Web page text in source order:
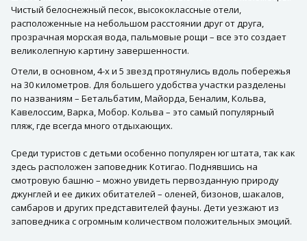
Чистый белоснежный песок, высококлассные отели,
расположенные на небольшом расстоянии друг от друга,
прозрачная морская вода, пальмовые рощи – все это создает
великолепную картину завершенности.
Отели, в основном, 4-х и 5 звезд протянулись вдоль побережья
на 30 километров. Для большего удобства участки разделены
по названиям – Бетальбатим, Майорда, Беналим, Кольва,
Кавелоссим, Варка, Мобор. Кольва – это самый популярный
пляж, где всегда много отдыхающих.
Среди туристов с детьми особенно популярен юг штата, так как
здесь расположен заповедник Котигао. Поднявшись на
смотровую башню – можно увидеть первозданную природу
джунглей и ее диких обитателей – оленей, бизонов, шакалов,
самбаров и других представителей фауны. Дети уезжают из
заповедника с огромным количеством положительных эмоций.